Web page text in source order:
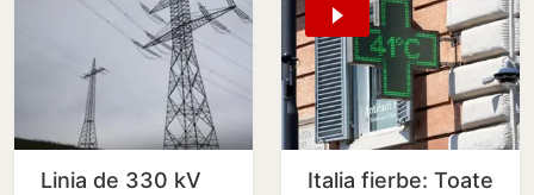
Linia de 330 kV
Italia fierbe: Toate